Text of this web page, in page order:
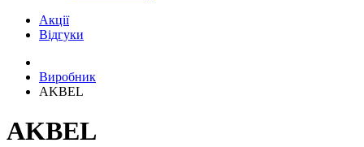
Акції
Відгуки
Виробник
AKBEL
AKBEL